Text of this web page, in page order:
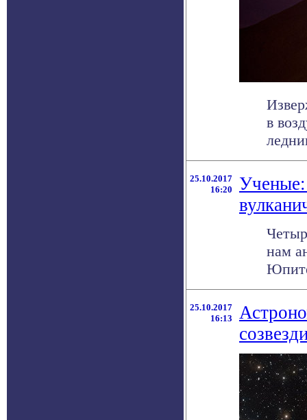
в
25.10.2017
16:20
Ученые:
нам
25.10.2017
16:13